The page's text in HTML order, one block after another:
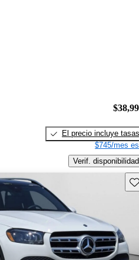
El precio incluye tasas
$745/mes
Verif. disponibilidad